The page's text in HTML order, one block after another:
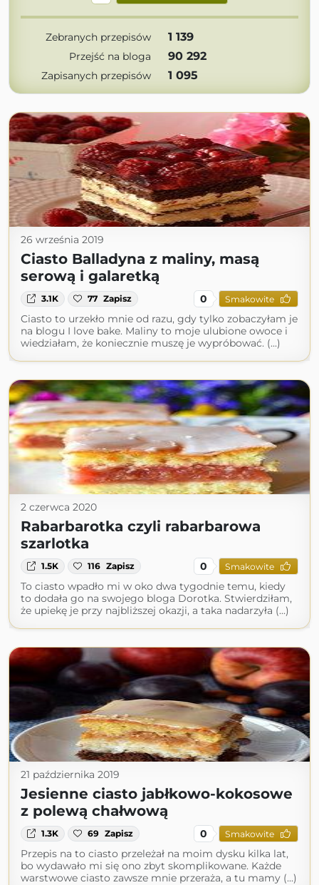
Zebranych przepisów 1 139
Przejść na bloga 90 292
Zapisanych przepisów 1 095
26 września 2019
Ciasto Balladyna z maliny, masą
serową i galaretką
3.1K 77 Zapisz 0 Smakowite
Ciasto to urzekło mnie od razu, gdy tylko zobaczyłam je
na blogu I love bake. Maliny to moje ulubione owoce i
wiedziałam, że koniecznie muszę je wypróbować. (...)
2 czerwca 2020
Rabarbarotka czyli rabarbarowa
szarlotka
1.5K 116 Zapisz 0 Smakowite
To ciasto wpadło mi w oko dwa tygodnie temu, kiedy
to dodała go na swojego bloga Dorotka. Stwierdziłam,
że upiekę je przy najbliższej okazji, a taka nadarzyła (...)
21 października 2019
Jesienne ciasto jabłkowo-kokosowe
z polewą chałwową
1.3K 69 Zapisz 0 Smakowite
Przepis na to ciasto przeleżał na moim dysku kilka lat,
bo wydawało mi się ono zbyt skomplikowane. Każde
warstwowe ciasto zawsze mnie przeraża, a tu mamy (...)